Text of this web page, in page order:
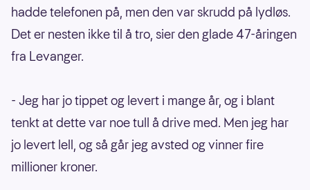
hadde telefonen på, men den var skrudd på lydløs.
Det er nesten ikke til å tro, sier den glade 47-åringen
fra Levanger.
- Jeg har jo tippet og levert i mange år, og i blant
tenkt at dette var noe tull å drive med. Men jeg har
jo levert lell, og så går jeg avsted og vinner fire
millioner kroner.